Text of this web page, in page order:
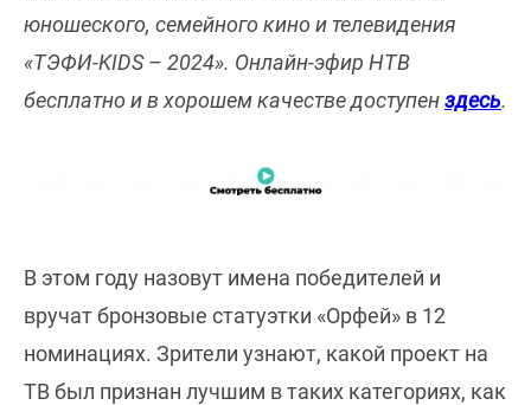
юношеского, семейного кино и телевидения
«ТЭФИ-KIDS – 2024». Онлайн-эфир НТВ
бесплатно и в хорошем качестве доступенздесь.
В этом году назовут имена победителей и
вручат бронзовые статуэтки «Орфей» в 12
номинациях. Зрители узнают, какой проект на
ТВ был признан лучшим в таких категориях, как